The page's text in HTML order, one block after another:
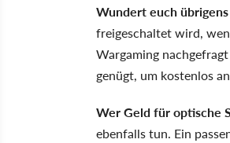
Wundert euch
freigeschaltet wird,
Wargaming
genügt, um kostenlos
Wer Geld für optische
ebenfalls tun. Ein